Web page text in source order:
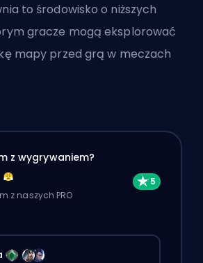
to środowisko o niższych
gracze mogą eksplorować
mapy przed grą w meczach
z wygrywaniem?
z naszych PRO